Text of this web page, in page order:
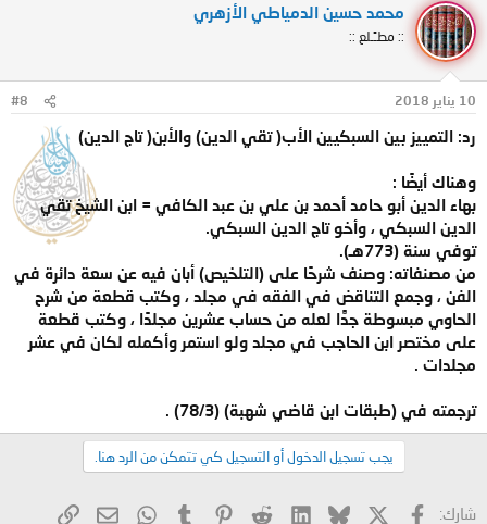
محمد حسين الدمياطي الأزهري
:: مطـًـلع ::
10 يناير 2018 #8
رد: التمييز بين السبكيين الأب( تقي الدين) والأبن( تاج الدين)
وهناك أيضًا :
بهاء الدين أبو حامد أحمد بن علي بن عبد الكافي = ابن الشيخ تقي
الدين السبكي ، وأخو تاج الدين السبكي.
توفي سنة (773هـ).
من مصنفاته: وصنف شرحًا على (التلخيص) أبان فيه عن سعة دائرة في
الفن ، وجمع التناقض في الفقه في مجلد ، وكتب قطعة من شرح
الحاوي مبسوطة جدًّا لعله من حساب عشرين مجلدًا ، وكتب قطعة
على مختصر ابن الحاجب في مجلد ولو استمر وأكمله لكان في عشر
مجلدات .
ترجمته في (طبقات ابن قاضي شهبة) (78/3) .
يجب تسجيل الدخول أو التسجيل كي تتمكن من الرد هنا.
شارك: فيسبوك Bluesky
LinkedIn
Reddit
Pinterest
Tumblr
WhatsApp
البريد